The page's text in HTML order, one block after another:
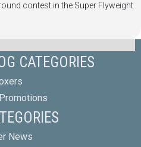
contest in the Super Flyweight
CATEGORIES
News